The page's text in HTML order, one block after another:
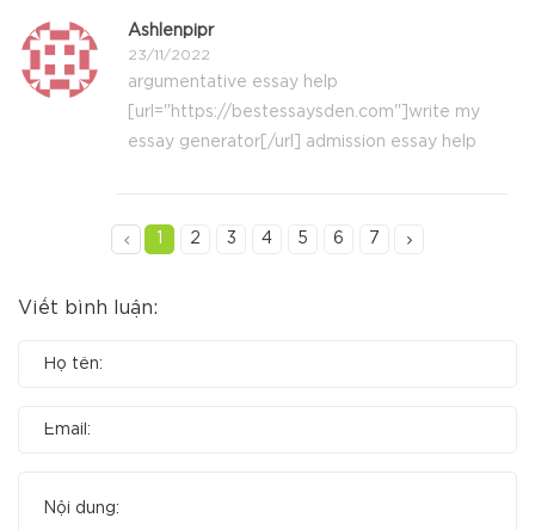
Ashlenpipr
23/11/2022
argumentative essay help
[url="https://bestessaysden.com"]write my
essay generator[/url] admission essay help
2 3 4 5 6 7
Viết bình luận: